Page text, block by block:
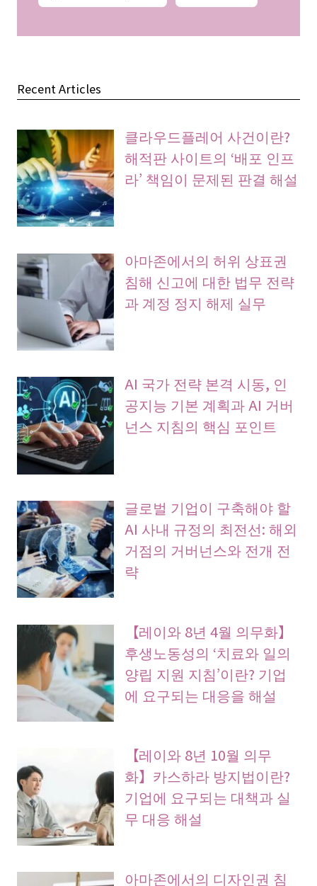
Recent Articles
클라우드플레어 사건이란?
해적판 사이트의 ‘배포 인프
라’ 책임이 문제된 판결 해설
아마존에서의 허위 상표권
침해 신고에 대한 법무 전략
과 계정 정지 해제 실무
AI 국가 전략 본격 시동, 인
공지능 기본 계획과 AI 거버
넌스 지침의 핵심 포인트
글로벌 기업이 구축해야 할
AI 사내 규정의 최전선: 해외
거점의 거버넌스와 전개 전
략
【레이와 8년 4월 의무화】
후생노동성의 ‘치료와 일의
양립 지원 지침’이란? 기업
에 요구되는 대응을 해설
【레이와 8년 10월 의무
화】카스하라 방지법이란?
기업에 요구되는 대책과 실
무 대응 해설
아마존에서의 디자인권 침